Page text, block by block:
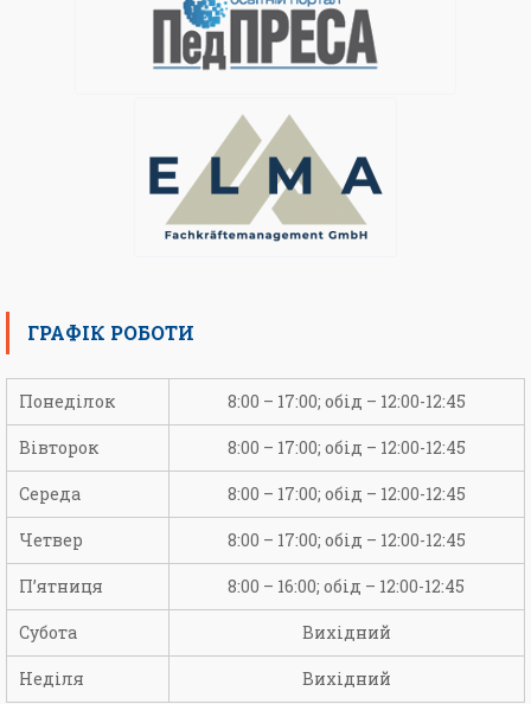
ГРАФІК РОБОТИ
Понеділок 8:00 – 17:00; обід – 12:00-12:45
Вівторок 8:00 – 17:00; обід – 12:00-12:45
Середа 8:00 – 17:00; обід – 12:00-12:45
Четвер 8:00 – 17:00; обід – 12:00-12:45
П’ятниця 8:00 – 16:00; обід – 12:00-12:45
Субота Вихідний
Неділя Вихідний